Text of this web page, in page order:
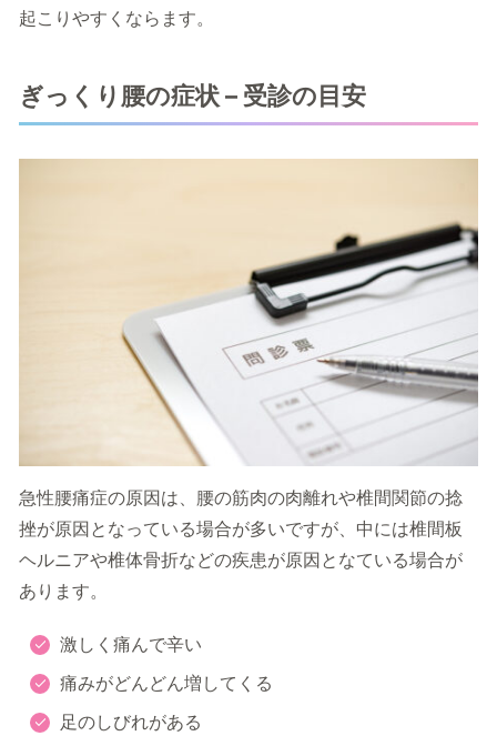
起こりやすくならます。
ぎっくり腰の症状 – 受診の目安
急性腰痛症の原因は、腰の筋肉の肉離れや椎間関節の捻
挫が原因となっている場合が多いですが、中には椎間板
ヘルニアや椎体骨折などの疾患が原因となている場合が
あります。
激しく痛んで辛い
痛みがどんどん増してくる
足のしびれがある